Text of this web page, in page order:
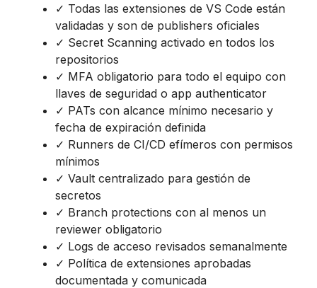
✓ Todas las extensiones de VS Code están
validadas y son de publishers oficiales
✓ Secret Scanning activado en todos los
repositorios
✓ MFA obligatorio para todo el equipo con
llaves de seguridad o app authenticator
✓ PATs con alcance mínimo necesario y
fecha de expiración definida
✓ Runners de CI/CD efímeros con permisos
mínimos
✓ Vault centralizado para gestión de
secretos
✓ Branch protections con al menos un
reviewer obligatorio
✓ Logs de acceso revisados semanalmente
✓ Política de extensiones aprobadas
documentada y comunicada